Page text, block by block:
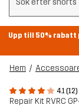
Rensa sök
Upp till 50%
Hem
4.1 (12)
Repair Kit RVRC